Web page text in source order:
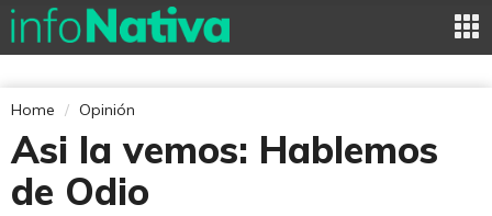
Home Opinión
Asi la vemos: Hablemos
de Odio